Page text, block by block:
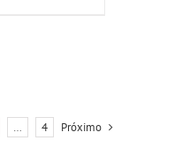
… 4 Próximo